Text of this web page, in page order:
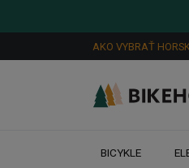
AKO VYBRAŤ
BICYKLE